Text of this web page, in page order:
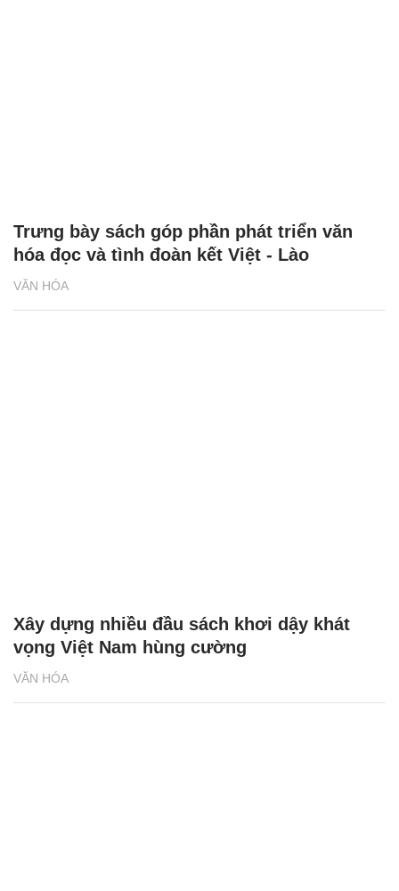
VĂN HÓA
Trưng bày sách góp phần phát triển văn
hóa đọc và tình đoàn kết Việt - Lào
VĂN HÓA
Xây dựng nhiều đầu sách khơi dậy khát
vọng Việt Nam hùng cường